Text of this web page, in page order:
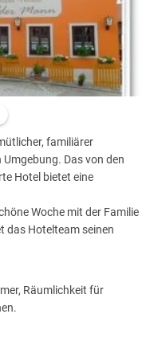
familiärer
Das von den
Hotel bietet eine
Woche mit der Familie
das Hotelteam seinen
Räumlichkeit für
oder Candle Light